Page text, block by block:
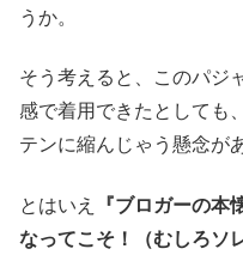
うか。
そう考えると、このパジ
感で着用できたとしても
テンに縮んじゃう懸念が
とはいえ
『ブロガーの本
なってこそ！（むしろソ